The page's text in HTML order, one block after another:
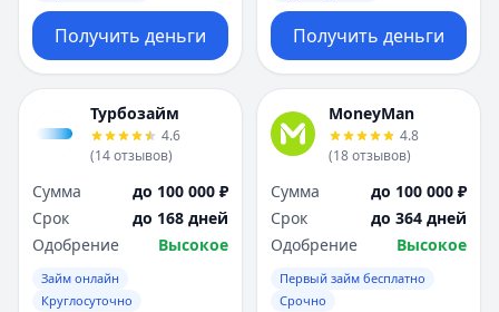
Получить деньги Получить деньги
Турбозайм
4.6
(14отзывов)
Сумма
до 100 000 ₽
Срок
до 168 дней
Одобрение
Высокое
Займ онлайн
Круглосуточно
MoneyMan
4.8
(18отзывов)
Сумма
до 100 000 ₽
Срок
до 364 дней
Одобрение
Высокое
Первый займ бесплатно
Срочно